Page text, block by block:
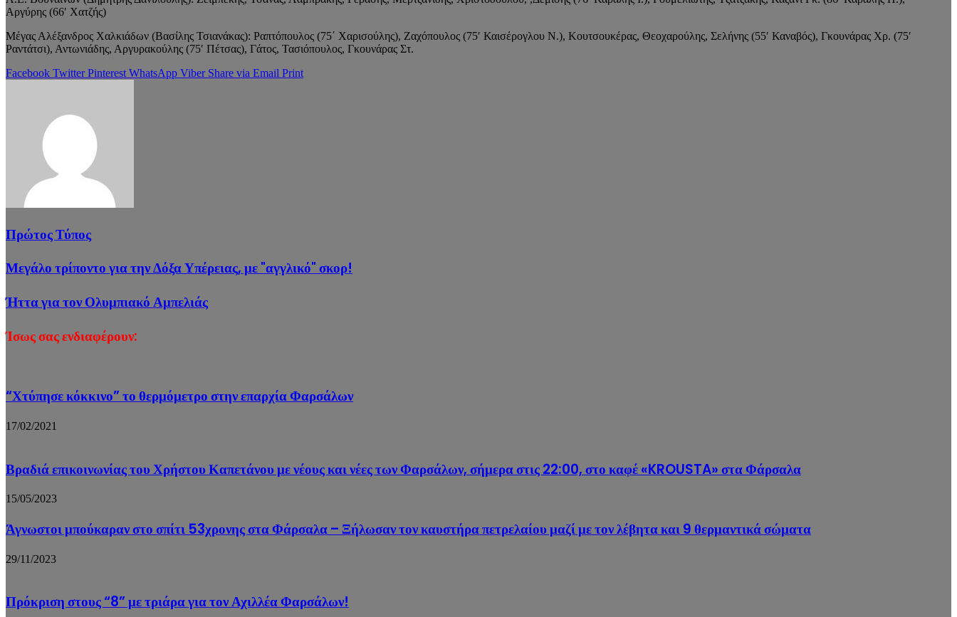
Αργύρης (66′ Χατζής)
Μέγας Αλέξανδρος Χαλκιάδων (Βασίλης Τσιανάκας): Ραπτόπουλος (75΄ Χαρισούλης), Ζαχόπουλος (75′ Καισέρογλου Ν.), Κουτσουκέρας, Θεοχαρούλης, Σελήνης (55′ Καναβός), Γκουνάρας Χρ. (75′
Ραντάτσι), Αντωνιάδης, Αργυρακούλης (75′ Πέτσας), Γάτος, Τασιόπουλος, Γκουνάρας Στ.
Facebook Twitter Pinterest WhatsApp Viber Share via Email Print
Πρώτος Τύπος
Μεγάλο τρίποντο για την Δόξα Υπέρειας, με "αγγλικό" σκορ!
Ήττα για τον Ολυμπιακό Αμπελιάς
Ίσως σας ενδιαφέρουν:
“Χτύπησε κόκκινο” το θερμόμετρο στην επαρχία Φαρσάλων
17/02/2021
Βραδιά επικοινωνίας του Χρήστου Καπετάνου με νέους και νέες των Φαρσάλων, σήμερα στις 22:00, στο καφέ «KROUSTA» στα Φάρσαλα
15/05/2023
Άγνωστοι μπούκαραν στο σπίτι 53χρονης στα Φάρσαλα – Ξήλωσαν τον καυστήρα πετρελαίου μαζί με τον λέβητα και 9 θερμαντικά σώματα
29/11/2023
Πρόκριση στους “8” με τριάρα για τον Αχιλλέα Φαρσάλων!